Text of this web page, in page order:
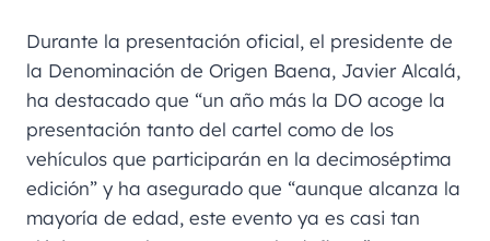
Durante la presentación oficial, el presidente de
la Denominación de Origen Baena, Javier Alcalá,
ha destacado que “un año más la DO acoge la
presentación tanto del cartel como de los
vehículos que participarán en la decimoséptima
edición” y ha asegurado que “aunque alcanza la
mayoría de edad, este evento ya es casi tan